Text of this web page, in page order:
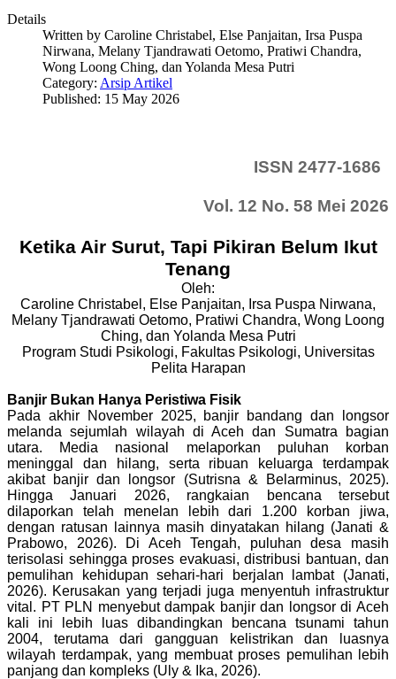
Details
Written by Caroline Christabel, Else Panjaitan, Irsa Puspa
Nirwana, Melany Tjandrawati Oetomo, Pratiwi Chandra,
Wong Loong Ching, dan Yolanda Mesa Putri
Category: Arsip Artikel
Published: 15 May 2026
ISSN 2477-1686
Vol. 12 No. 58 Mei 2026
Ketika Air Surut, Tapi Pikiran Belum Ikut
Tenang
Oleh:
Caroline Christabel, Else Panjaitan, Irsa Puspa Nirwana,
Melany Tjandrawati Oetomo, Pratiwi Chandra, Wong Loong
Ching, dan Yolanda Mesa Putri
Program Studi Psikologi, Fakultas Psikologi, Universitas
Pelita Harapan
Banjir Bukan Hanya Peristiwa Fisik
Pada akhir November 2025, banjir bandang dan longsor
melanda sejumlah wilayah di Aceh dan Sumatra bagian
utara. Media nasional melaporkan puluhan korban
meninggal dan hilang, serta ribuan keluarga terdampak
akibat banjir dan longsor (Sutrisna & Belarminus, 2025).
Hingga Januari 2026, rangkaian bencana tersebut
dilaporkan telah menelan lebih dari 1.200 korban jiwa,
dengan ratusan lainnya masih dinyatakan hilang (Janati &
Prabowo, 2026). Di Aceh Tengah, puluhan desa masih
terisolasi sehingga proses evakuasi, distribusi bantuan, dan
pemulihan kehidupan sehari-hari berjalan lambat (Janati,
2026). Kerusakan yang terjadi juga menyentuh infrastruktur
vital. PT PLN menyebut dampak banjir dan longsor di Aceh
kali ini lebih luas dibandingkan bencana tsunami tahun
2004, terutama dari gangguan kelistrikan dan luasnya
wilayah terdampak, yang membuat proses pemulihan lebih
panjang dan kompleks (Uly & Ika, 2026).